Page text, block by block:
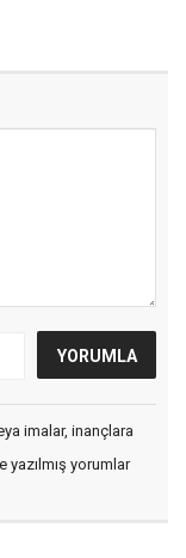
imalar, inançlara
yazılmış yorumlar